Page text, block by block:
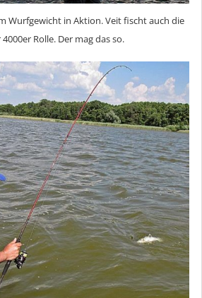
Wurfgewicht in Aktion. Veit fischt auch die
Rolle. Der mag das so.